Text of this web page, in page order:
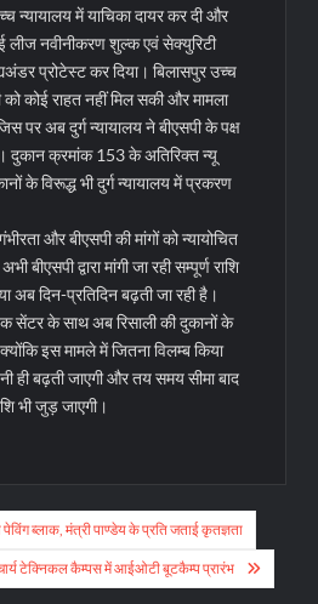
न्यायालय में याचिका दायर कर दी और
गई लीज नवीनीकरण शुल्क एवं सेक्युरिटी
प्रोटेस्ट कर दिया। बिलासपुर उच्च
को कोई राहत नहीं मिल सकी और मामला
पर अब दुर्ग न्यायालय ने बीएसपी के पक्ष
दुकान क्रमांक 153 के अतिरिक्त न्यू
के विरूद्ध भी दुर्ग न्यायालय में प्रकरण
और बीएसपी की मांगों को न्यायोचित
बीएसपी द्वारा मांगी जा रही सम्पूर्ण राशि
अब दिन-प्रतिदिन बढ़ती जा रही है।
सेंटर के साथ अब रिसाली की दुकानों के
इस मामले में जितना विलम्ब किया
ही बढ़ती जाएगी और तय समय सीमा बाद
भी जुड़ जाएगी।
ब्लाक, मंत्री पाण्डेय के प्रति जताई कृतज्ञता
टेक्निकल कैम्पस में आईओटी बूटकैम्प प्रारंभ